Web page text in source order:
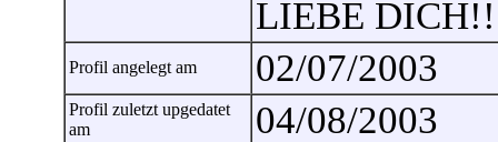
LIEBE
Profil angelegt am 02/07/2003
Profil zuletzt upgedatet
am
04/08/2003